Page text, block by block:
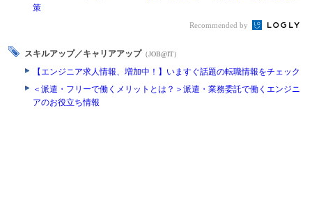
策
Recommended by
スキルアップ／キャリアアップ （JOB@IT）
【エンジニア求人情報、増加中！】いますぐ話題の転職情報をチェック
＜派遣・フリーで働くメリットとは？＞派遣・業務委託で働くエンジニ
アのお役立ち情報